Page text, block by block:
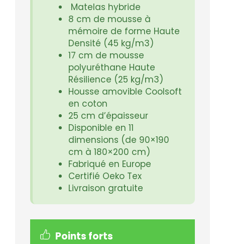
Matelas hybride
8 cm de mousse à
mémoire de forme Haute
Densité (45 kg/m3)
17 cm de mousse
polyuréthane Haute
Résilience (25 kg/m3)
Housse amovible Coolsoft
en coton
25 cm d’épaisseur
Disponible en 11
dimensions (de 90×190
cm à 180×200 cm)
Fabriqué en Europe
Certifié Oeko Tex
Livraison gratuite
Points forts